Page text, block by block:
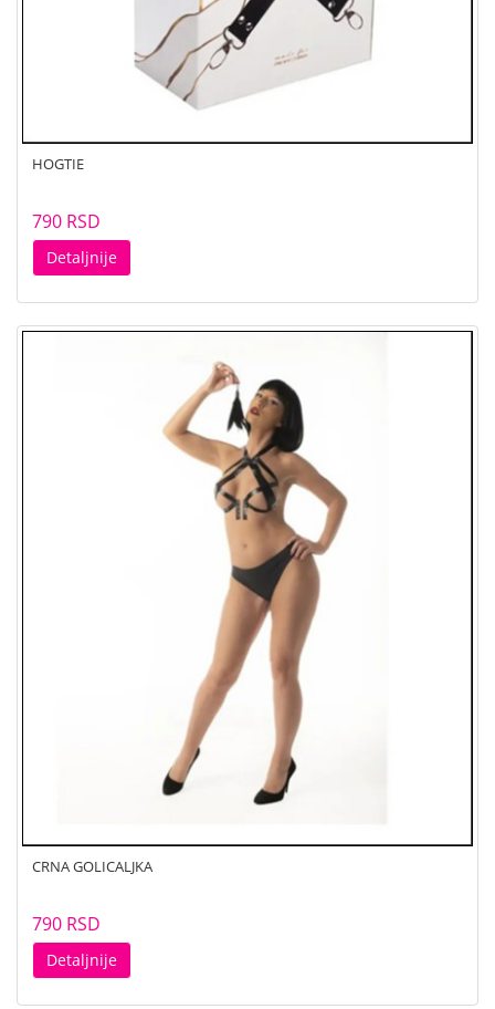
HOGTIE
790 RSD
Detaljnije
CRNA GOLICALJKA
790 RSD
Detaljnije